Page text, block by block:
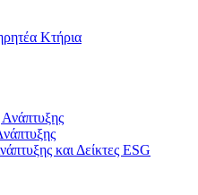
Κτήρια
και Δείκτες ESG